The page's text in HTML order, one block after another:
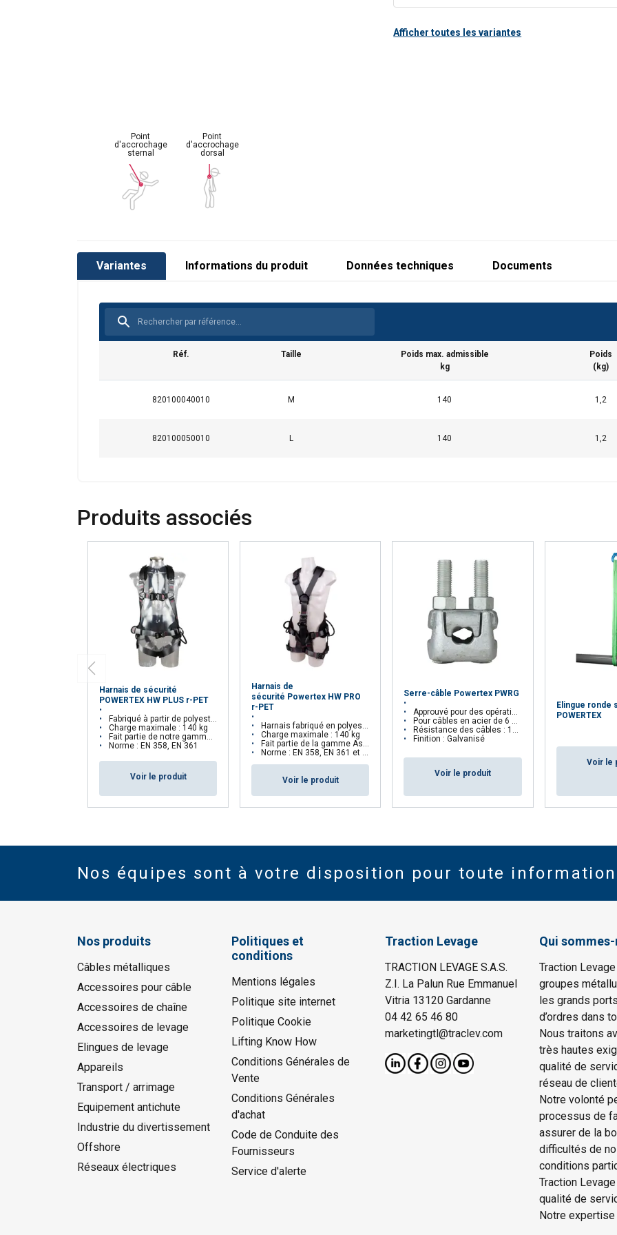
Afficher toutes les variantes
Point
d'accrochage
sternal
Point
d'accrochage
dorsal
Variantes Informations du produit Données techniques Documents
Réf. Taille
Poids max. admissible
kg
Poids
(kg)
820100040010 M 140 1,2
820100050010 L 140 1,2
Plage de température d'utilisation:
Norme:
Produits associés
Harnais de sécurité
POWERTEX HW PLUS r-PET
Fabriqué à partir de polyester recyclé (r-PET)
Charge maximale : 140 kg
Fait partie de notre gamme Aspire™
Norme : EN 358, EN 361
Voir le produit
Harnais de
sécurité Powertex HW PRO
r-PET
Harnais fabriqué en polyester recyclé (r-PET)
Charge maximale : 140 kg
Fait partie de la gamme Aspire™
Norme : EN 358, EN 361 et EN 813
Voir le produit
Serre-câble Powertex PWRG
Approuvé pour des opérations de levage
Pour câbles en acier de 6 à 8 torons âme acier ou textile
Résistance des câbles : 1960 N/mm²
Finition : Galvanisé
Voir le produit
Elingue ronde
POWERTEX
Voir le
Nos équipes sont à votre disposition pour toute
Nos produits
Câbles métalliques
Accessoires pour câble
Accessoires de chaîne
Accessoires de levage
Elingues de levage
Appareils
Transport / arrimage
Equipement antichute
Industrie du divertissement
Offshore
Réseaux électriques
Politiques et
conditions
Mentions légales
Politique site internet
Politique Cookie
Lifting Know How
Conditions Générales de
Vente
Conditions Générales
d'achat
Code de Conduite des
Fournisseurs
Service d'alerte
Traction Levage
TRACTION LEVAGE S.A.S.
Z.I. La Palun Rue Emmanuel
Vitria 13120 Gardanne
04 42 65 46 80
marketingtl@traclev.com
Qui
Traction
groupes
les grands
d’ordres dans
Nous traitons
très hautes
qualité de
réseau de
Notre volonté
processus de
assurer de la
difficultés de
conditions
Traction
qualité de
Notre
publicité et d'analyse qui peuvent les combiner avec d'autres informations que vous
REFUSER TOUT
AFFICHER LES DÉTAILS